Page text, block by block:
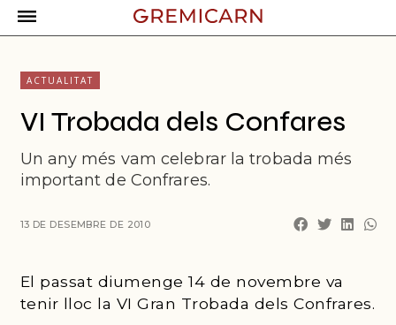
ACTUALITAT
VI Trobada dels Confares
Un any més vam celebrar la trobada més
important de Confrares.
El passat diumenge 14 de novembre va
tenir lloc la VI Gran Trobada dels Confrares.